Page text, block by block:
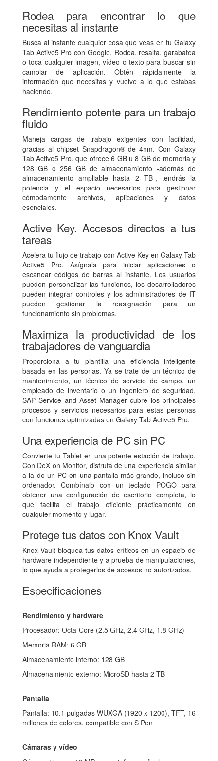
Rodea para encontrar lo que
necesitas al instante
Busca al instante cualquier cosa que veas en tu Galaxy
Tab Active5 Pro con Google. Rodea, resalta, garabatea
o toca cualquier imagen, vídeo o texto para buscar sin
cambiar de aplicación. Obtén rápidamente la
información que necesitas y vuelve a lo que estabas
haciendo.
Rendimiento potente para un trabajo
fluido
Maneja cargas de trabajo exigentes con facilidad,
gracias al chipset Snapdragon® de 4nm. Con Galaxy
Tab Active5 Pro, que ofrece 6 GB u 8 GB de memoria y
128 GB o 256 GB de almacenamiento -además de
almacenamiento ampliable hasta 2 TB-, tendrás la
potencia y el espacio necesarios para gestionar
cómodamente archivos, aplicaciones y datos
esenciales.
Active Key. Accesos directos a tus
tareas
Acelera tu flujo de trabajo con Active Key en Galaxy Tab
Active5 Pro. Asígnala para iniciar aplicaciones o
escanear códigos de barras al instante. Los usuarios
pueden personalizar las funciones, los desarrolladores
pueden integrar controles y los administradores de IT
pueden gestionar la reasignación para un
funcionamiento sin problemas.
Maximiza la productividad de los
trabajadores de vanguardia
Proporciona a tu plantilla una eficiencia inteligente
basada en las personas. Ya se trate de un técnico de
mantenimiento, un técnico de servicio de campo, un
empleado de inventario o un ingeniero de seguridad,
SAP Service and Asset Manager cubre los principales
procesos y servicios necesarios para estas personas
con funciones optimizadas en Galaxy Tab Active5 Pro.
Una experiencia de PC sin PC
Convierte tu Tablet en una potente estación de trabajo.
Con DeX on Monitor, disfruta de una experiencia similar
a la de un PC en una pantalla más grande, incluso sin
ordenador. Combínalo con un teclado POGO para
obtener una configuración de escritorio completa, lo
que facilita el trabajo eficiente prácticamente en
cualquier momento y lugar.
Protege tus datos con Knox Vault
Knox Vault bloquea tus datos críticos en un espacio de
hardware independiente y a prueba de manipulaciones,
lo que ayuda a protegerlos de accesos no autorizados.
Especificaciones
Rendimiento y hardware
Procesador: Octa-Core (2.5 GHz, 2.4 GHz, 1.8 GHz)
Memoria RAM: 6 GB
Almacenamiento interno: 128 GB
Almacenamiento externo: MicroSD hasta 2 TB
Pantalla
Pantalla: 10.1 pulgadas WUXGA (1920 x 1200), TFT, 16
millones de colores, compatible con S Pen
Cámaras y vídeo